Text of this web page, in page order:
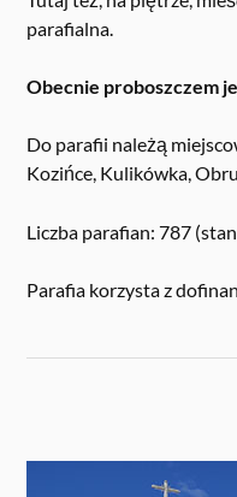
parafialna.
Obecnie proboszczem
Do parafii należą
Kozińce, Kulikówka,
Liczba parafian: 787
Parafia korzysta z